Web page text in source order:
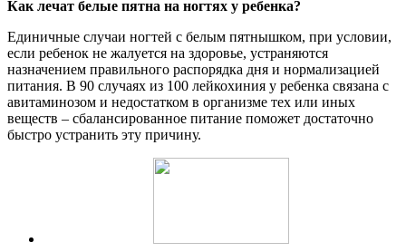
Как лечат белые пятна на ногтях у ребенка?
Единичные случаи ногтей с белым пятнышком, при условии,
если ребенок не жалуется на здоровье, устраняются
назначением правильного распорядка дня и нормализацией
питания. В 90 случаях из 100 лейкохиния у ребенка связана с
авитаминозом и недостатком в организме тех или иных
веществ – сбалансированное питание поможет достаточно
быстро устранить эту причину.